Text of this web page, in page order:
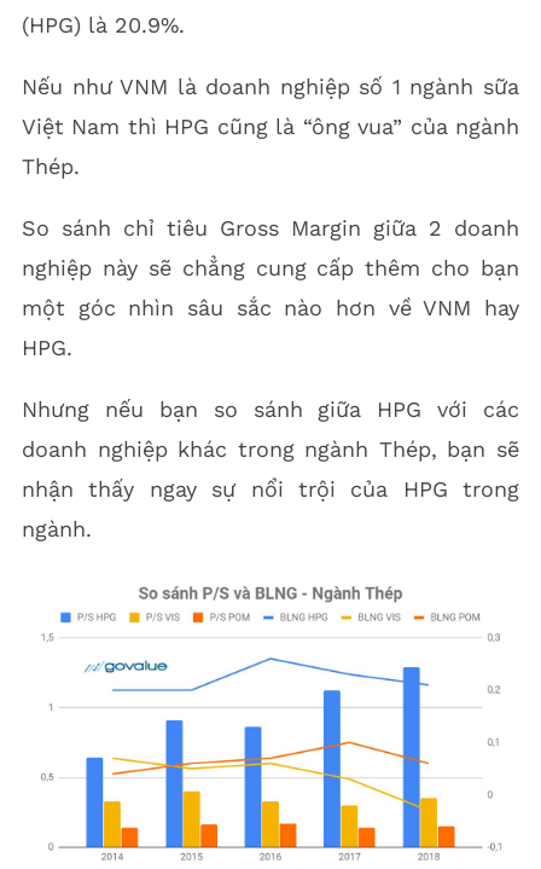
(HPG) là 20.9%.
Nếu như VNM là doanh nghiệp số 1 ngành sữa
Việt Nam thì HPG cũng là “ông vua” của ngành
Thép.
So sánh chỉ tiêu Gross Margin giữa 2 doanh
nghiệp này sẽ chẳng cung cấp thêm cho bạn
một góc nhìn sâu sắc nào hơn về VNM hay
HPG.
Nhưng nếu bạn so sánh giữa HPG với các
doanh nghiệp khác trong ngành Thép, bạn sẽ
nhận thấy ngay sự nổi trội của HPG trong
ngành.